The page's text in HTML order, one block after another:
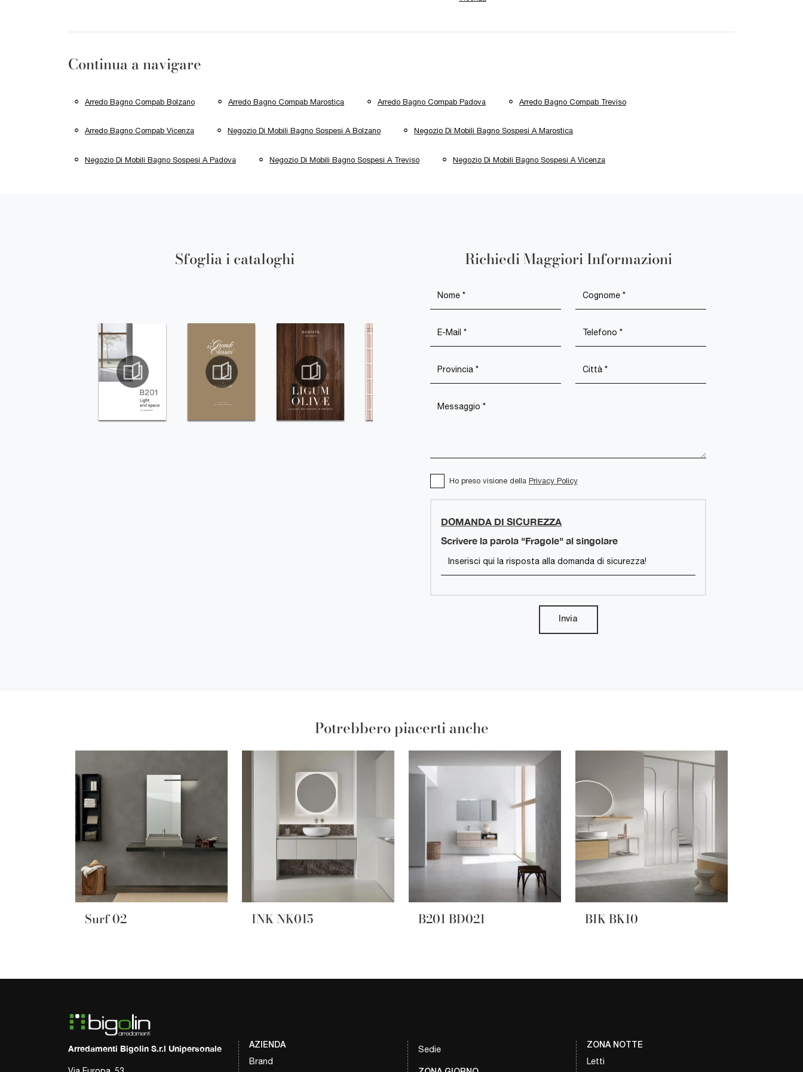
Continua a navigare
Arredo Bagno Compab Bolzano Arredo Bagno Compab Marostica Arredo Bagno Compab Padova Arredo Bagno Compab Treviso
Arredo Bagno Compab Vicenza Negozio Di Mobili Bagno Sospesi A Bolzano Negozio Di Mobili Bagno Sospesi A Marostica
Negozio Di Mobili Bagno Sospesi A Padova Negozio Di Mobili Bagno Sospesi A Treviso Negozio Di Mobili Bagno Sospesi A Vicenza
Sfoglia i cataloghi Richiedi Maggiori Informazioni
Ho preso visione della Privacy Policy
DOMANDA DI SICUREZZA
Scrivere la parola "Fragole" al singolare
Invia
Potrebbero piacerti anche
Surf 02 INK NK015 B201 BD021 BIK BK10
Arredamenti Bigolin S.r.l Unipersonale AZIENDA
Brand
Sedie ZONA NOTTE
Letti